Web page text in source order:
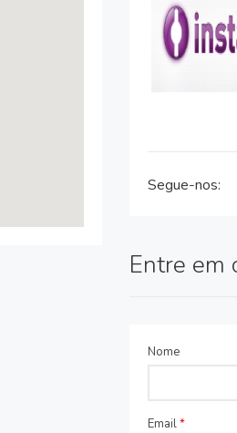
Segue-nos:
Entre em
Nome
Email*